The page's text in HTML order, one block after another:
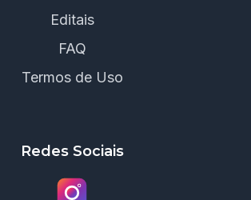
Editais
FAQ
Termos de Uso
Redes Sociais